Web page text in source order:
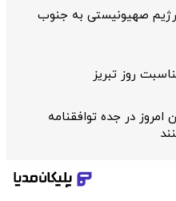
صهیونیستی به جنوب
روز تبریز
امروز در جده توافقنامه